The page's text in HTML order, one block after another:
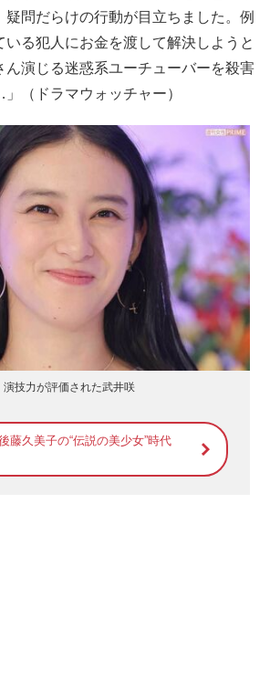
疑問だらけの行動が目立ちました。例
いる犯人にお金を渡して解決しようと
ん演じる迷惑系ユーチューバーを殺害
（ドラマウォッチャー）
技力が評価された武井咲
藤久美子の“伝説の美少女”時代